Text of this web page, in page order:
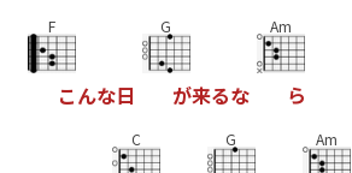
F
こんな日
G
が来るな
Am
ら
C G Am